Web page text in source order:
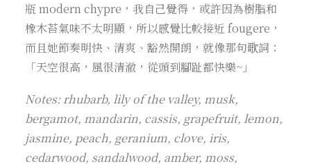
瓶 modern chypre，我自己覺得，或許因為樹脂和
橡木苔氣味不太明顯，所以感覺比較接近 fougere，
而且她節奏明快、清爽、豁然開朗，就像那句歌詞：
「天空很高，風很清澈，從頭到腳趾都快樂~」
Notes: rhubarb, lily of the valley, musk,
bergamot, mandarin, cassis, grapefruit, lemon,
jasmine, peach, geranium, clove, iris,
cedarwood, sandalwood, amber, moss,